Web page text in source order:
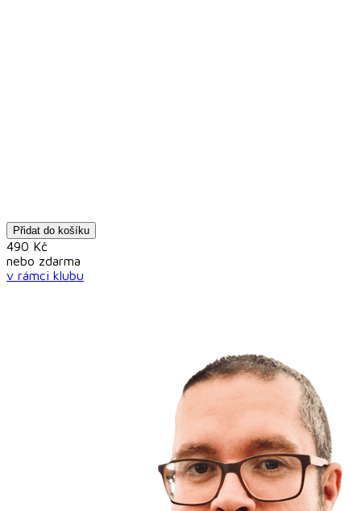
Přidat do košíku
490 Kč
nebo zdarma
v rámci klubu